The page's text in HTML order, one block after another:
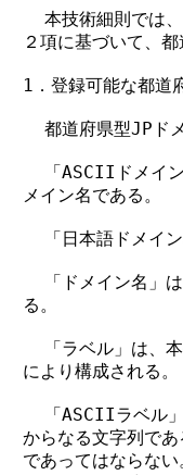
本技術細則では
２項に基づいて、
1．登録可能な都道
都道府県型JPド
「ASCIIドメイ
メイン名である。
「日本語ドメイ
「ドメイン名」
る。
「ラベル」は、
により構成される。
「ASCIIラベル
からなる文字列で
であってはならな